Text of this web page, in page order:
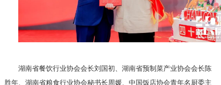
湖南省餐饮行业协会会长刘国初、湖南省预制菜产业协会会长陈
胜年、湖南省粮食行业协会秘书长周媛、中国饭店协会青年名厨委主